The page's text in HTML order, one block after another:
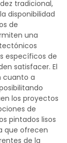
tradicional,
disponibilidad
de
una
específicos de
satisfacer. El
cuanto a
los proyectos
de
pintados lisos
que ofrecen
de la